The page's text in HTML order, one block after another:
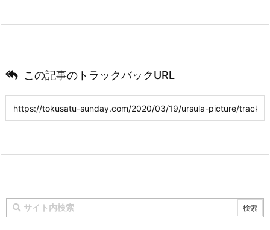
この記事のトラックバックURL